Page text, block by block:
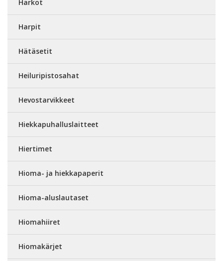
Harkot
Harpit
Hätäsetit
Heiluripistosahat
Hevostarvikkeet
Hiekkapuhalluslaitteet
Hiertimet
Hioma- ja hiekkapaperit
Hioma-aluslautaset
Hiomahiiret
Hiomakärjet